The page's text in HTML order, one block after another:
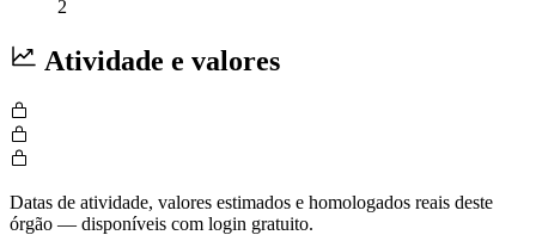
2
Atividade e valores
Datas de atividade, valores estimados e homologados reais deste
órgão — disponíveis com login gratuito.